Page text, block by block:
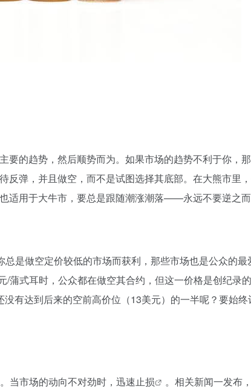
的趋势，然后顺势而为。如果市场的趋势不利于你，那
反弹，并且做空，而不是试图选择其底部。在大熊市里
适用于大牛市，要总是跟随潮涨潮落——永远不要逆之而
总是做空定价较低的市场而获利，那些市场也是公众的
蒲式耳时，公众都在做空其合约，但这一价格是创纪录
有达到后来的空前高价位（13美元）的一半呢？要始
。当市场的动向不对劲时，迅速止损
。相关新闻一发布